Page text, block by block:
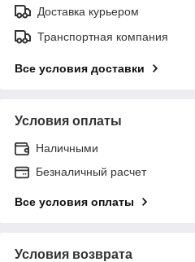
Доставка курьером
Транспортная компания
Все условия доставки
Условия оплаты
Наличными
Безналичный расчет
Все условия оплаты
Условия возврата